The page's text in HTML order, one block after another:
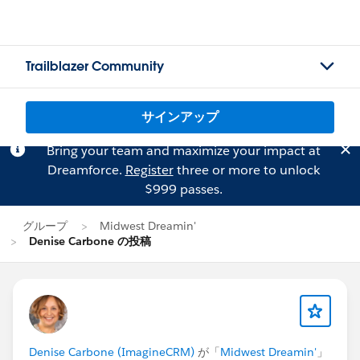
Trailblazer Community
サインアップ
Bring your team and maximize your impact at
Dreamforce. Registerthree or more to unlock
$999 passes.
グループ
Midwest Dreamin'
Denise Carbone の投稿
Denise Carbone (ImagineCRM) が「Midwest Dreamin' 」